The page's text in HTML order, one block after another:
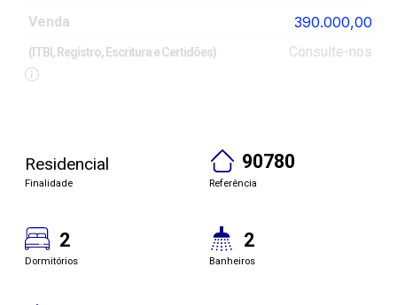
Venda 390.000,00
(ITBI, Registro, Escritura e Certidões) Consulte-nos
Residencial
Finalidade
90780
Referência
2
Dormitórios
2
Banheiros